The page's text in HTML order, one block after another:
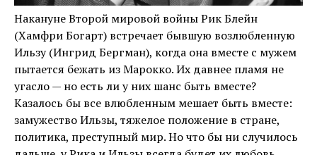
Накануне Второй мировой войны Рик Блейн
(Хамфри Богарт) встречает бывшую возлюбленную
Ильзу (Ингрид Бергман), когда она вместе с мужем
пытается бежать из Марокко. Их давнее пламя не
угасло — но есть ли у них шанс быть вместе?
Казалось бы все влюбленным мешает быть вместе:
замужество Ильзы, тяжелое положение в стране,
политика, преступный мир. Но что бы ни случилось